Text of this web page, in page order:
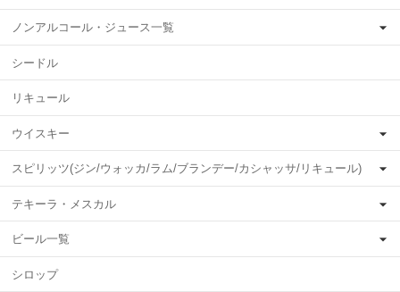
ノンアルコール・ジュース一覧
シードル
リキュール
ウイスキー
スピリッツ(ジン/ウォッカ/ラム/ブランデー/カシャッサ/リキュール)
テキーラ・メスカル
ビール一覧
シロップ